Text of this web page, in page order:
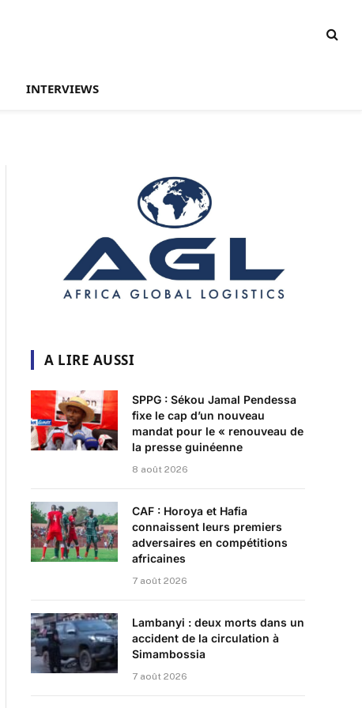
INTERVIEWS
A LIRE AUSSI
SPPG : Sékou Jamal Pendessa
fixe le cap d’un nouveau
mandat pour le « renouveau de
la presse guinéenne
8 août 2026
CAF : Horoya et Hafia
connaissent leurs premiers
adversaires en compétitions
africaines
7 août 2026
Lambanyi : deux morts dans un
accident de la circulation à
Simambossia
7 août 2026